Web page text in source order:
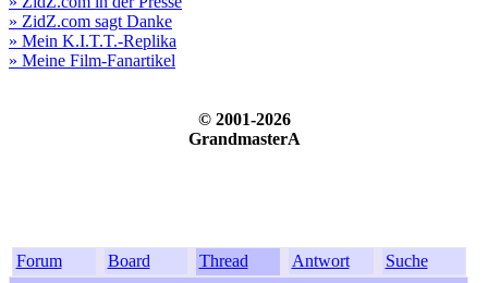
» ZidZ.com sagt Danke
» Mein K.I.T.T.-Replika
» Meine Film-Fanartikel
© 2001-2026
GrandmasterA
Forum Board Thread Antwort
Suche